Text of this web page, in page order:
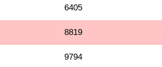
6405
8819
9794